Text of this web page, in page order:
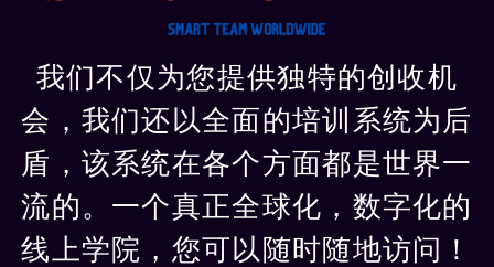
我们不仅为您提供独特的创收机
会，我们还以全面的培训系统为后
盾，该系统在各个方面都是世界一
流的。一个真正全球化，数字化的
线上学院，您可以随时随地访问！